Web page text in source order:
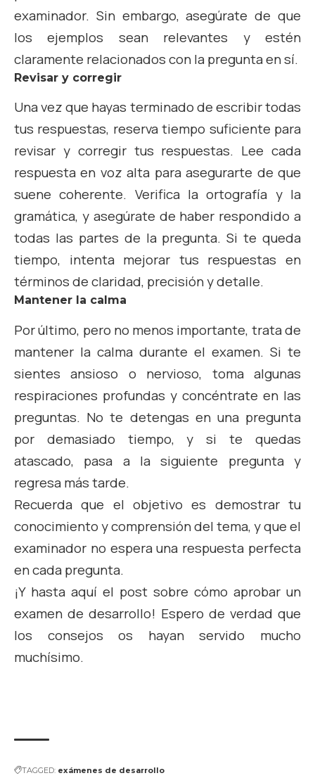
examinador. Sin embargo, asegúrate de que
los ejemplos sean relevantes y estén
claramente relacionados con la pregunta en sí.
Revisar y corregir
Una vez que hayas terminado de escribir todas
tus respuestas, reserva tiempo suficiente para
revisar y corregir tus respuestas. Lee cada
respuesta en voz alta para asegurarte de que
suene coherente. Verifica la ortografía y la
gramática, y asegúrate de haber respondido a
todas las partes de la pregunta. Si te queda
tiempo, intenta mejorar tus respuestas en
términos de claridad, precisión y detalle.
Mantener la calma
Por último, pero no menos importante, trata de
mantener la calma durante el examen. Si te
sientes ansioso o nervioso, toma algunas
respiraciones profundas y concéntrate en las
preguntas. No te detengas en una pregunta
por demasiado tiempo, y si te quedas
atascado, pasa a la siguiente pregunta y
regresa más tarde.
Recuerda que el objetivo es demostrar tu
conocimiento y comprensión del tema, y que el
examinador no espera una respuesta perfecta
en cada pregunta.
¡Y hasta aquí el post sobre cómo aprobar un
examen de desarrollo! Espero de verdad que
los consejos os hayan servido mucho
muchísimo.
TAGGED: exámenes de desarrollo